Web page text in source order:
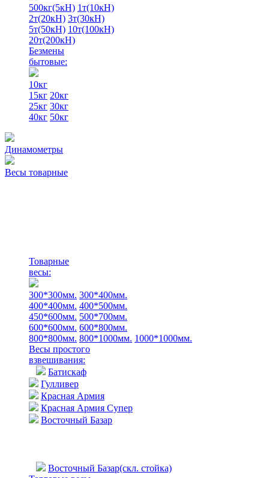
500кг(5кН) 1т(10кН)
2т(20кН) 3т(30кН)
5т(50кН) 10т(100кН)
20т(200кН)
Безмены
бытовые:
10кг
15кг 20кг
25кг 30кг
40кг 50кг
Динамометры
Весы товарные
Товарные
весы:
300*300мм. 300*400мм.
400*400мм. 400*500мм.
450*600мм. 500*700мм.
600*600мм. 600*800мм.
800*800мм. 800*1000мм. 1000*1000мм.
Весы простого
взвешивания:
Батискаф
Гулливер
Красная Армия
Красная Армия Супер
Восточный Базар
Восточный Базар(скл. стойка)